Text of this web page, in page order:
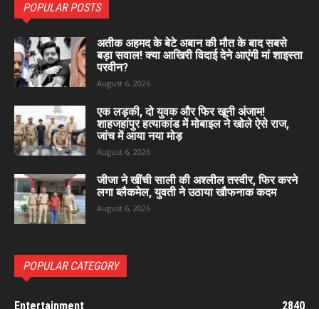
POPULAR POSTS
अतीक अहमद के बेटे अबान की मौत के बाद सबसे
बड़ा सवाल! क्या आखिरी विदाई देने आएंगी मां शाइस्ता
परवीन?
August 6, 2026
एक लड़की, दो युवक और फिर खूनी अंजाम!
शाहजहांपुर हत्याकांड में मोबाइल ने खोले ऐसे राज,
जांच में आया नया मोड़
August 6, 2026
जीजा ने खींची साली की अश्लील तस्वीर, फिर करने
लगा ब्लैकमेल, युवती ने उठाया खौफनाक कदम
August 6, 2026
POPULAR CATEGORY
Entertainment 2840